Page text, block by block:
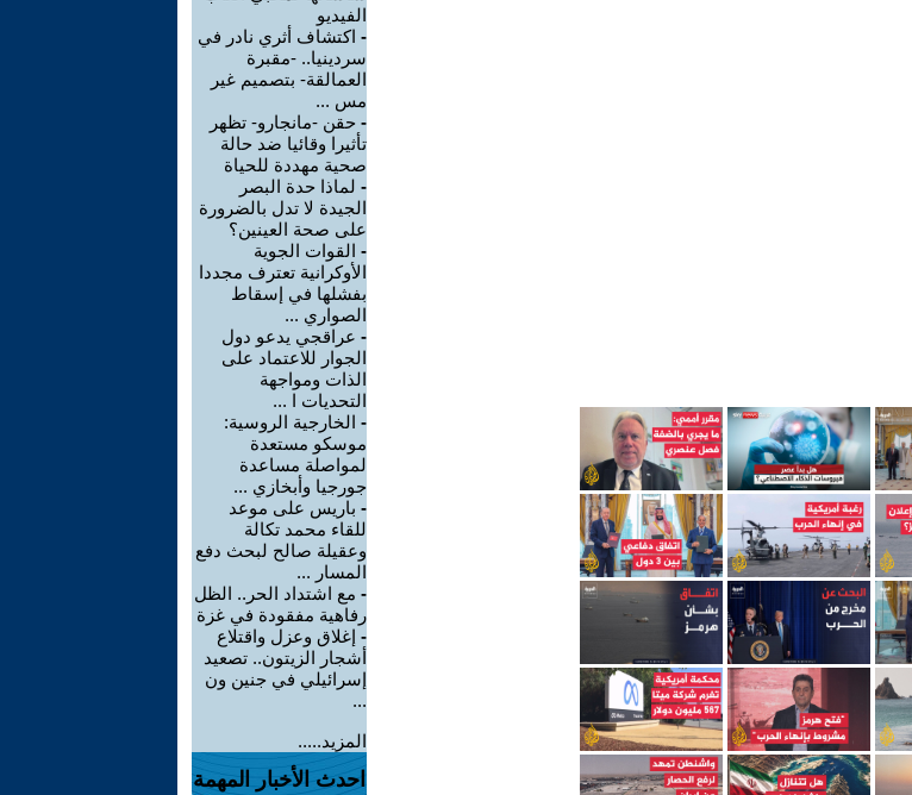
الفيديو
- اكتشاف أثري نادر في
سردينيا.. -مقبرة
العمالقة- بتصميم غير
مس ...
- حقن -مانجارو- تظهر
تأثيرا وقائيا ضد حالة
صحية مهددة للحياة
- لماذا حدة البصر
الجيدة لا تدل بالضرورة
على صحة العينين؟
- القوات الجوية
الأوكرانية تعترف مجددا
بفشلها في إسقاط
الصواري ...
- عراقجي يدعو دول
الجوار للاعتماد على
الذات ومواجهة
التحديات ا ...
- الخارجية الروسية:
موسكو مستعدة
لمواصلة مساعدة
جورجيا وأبخازي ...
- باريس على موعد
للقاء محمد تكالة
وعقيلة صالح لبحث دفع
المسار ...
- مع اشتداد الحر.. الظل
رفاهية مفقودة في غزة
- إغلاق وعزل واقتلاع
أشجار الزيتون.. تصعيد
إسرائيلي في جنين ون
...
المزيد.....
احدث الأخبار المهمة